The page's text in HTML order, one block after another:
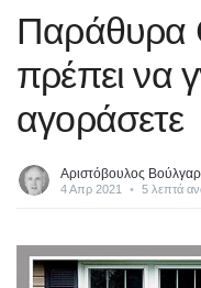
Παράθυρα
πρέπει να
αγοράσετε
Αριστόβουλος
4 Απρ 2021 • 5 λεπτά